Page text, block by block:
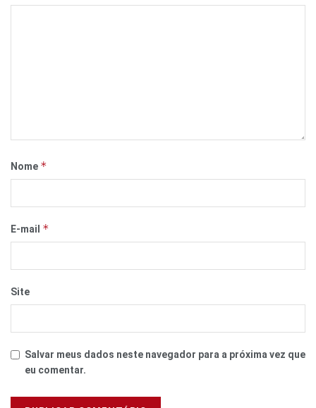
Nome *
E-mail *
Site
Salvar meus dados neste navegador para a próxima vez que
eu comentar.